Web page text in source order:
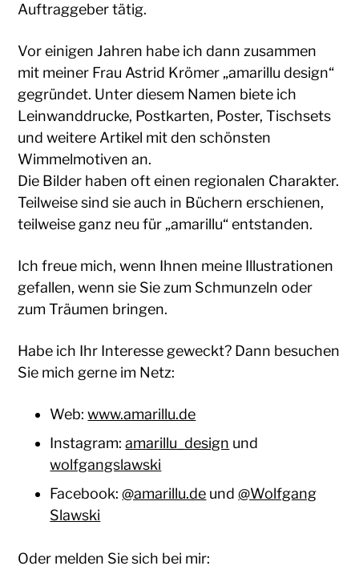
Auftraggeber tätig.
Vor einigen Jahren habe ich dann zusammen
mit meiner Frau Astrid Krömer „amarillu design“
gegründet. Unter diesem Namen biete ich
Leinwanddrucke, Postkarten, Poster, Tischsets
und weitere Artikel mit den schönsten
Wimmelmotiven an.
Die Bilder haben oft einen regionalen Charakter.
Teilweise sind sie auch in Büchern erschienen,
teilweise ganz neu für „amarillu“ entstanden.
Ich freue mich, wenn Ihnen meine Illustrationen
gefallen, wenn sie Sie zum Schmunzeln oder
zum Träumen bringen.
Habe ich Ihr Interesse geweckt? Dann besuchen
Sie mich gerne im Netz:
Web:www.amarillu.de
Instagram:amarillu_design und
wolfgangslawski
Facebook:@amarillu.de und@Wolfgang
Slawski
Oder melden Sie sich bei mir: